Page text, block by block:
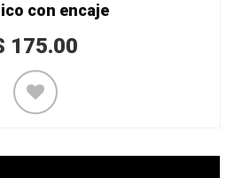
con encaje
175.00